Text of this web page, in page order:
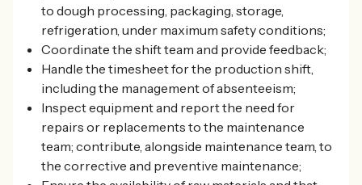
to dough processing, packaging, storage,
refrigeration, under maximum safety conditions;
Coordinate the shift team and provide feedback;
Handle the timesheet for the production shift,
including the management of absenteeism;
Inspect equipment and report the need for
repairs or replacements to the maintenance
team; contribute, alongside maintenance team, to
the corrective and preventive maintenance;